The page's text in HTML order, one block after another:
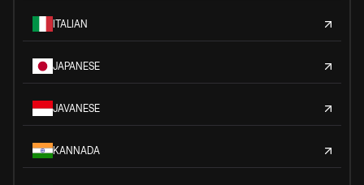
ITALIAN
JAPANESE
JAVANESE
KANNADA